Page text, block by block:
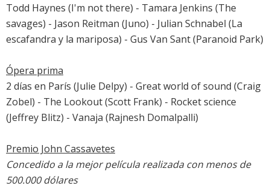
Todd Haynes (I'm not there) - Tamara Jenkins (The
savages) - Jason Reitman (Juno) - Julian Schnabel (La
escafandra y la mariposa) - Gus Van Sant (Paranoid Park)
Ópera prima
2 días en París (Julie Delpy) - Great world of sound (Craig
Zobel) - The Lookout(Scott Frank) - Rocket science
(Jeffrey Blitz) - Vanaja (Rajnesh Domalpalli)
Premio John Cassavetes
Concedido a la mejor película realizada con menos de
500.000 dólares